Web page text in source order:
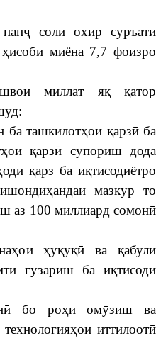
соли охир суръати
миёна 7,7 фоизро
миллат яқ қатор
ба ташкилотҳои қарзӣ ба
қарзӣ супориш дода
қарз ба иқтисодиётро
мазкур то
аз 100 миллиард сомонӣ
ҳуқуқӣ ва қабули
гузариш ба иқтисоди
бо роҳи омӯзиш ва
иттилоотӣ